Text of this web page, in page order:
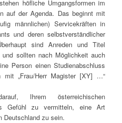
höfliche Umgangsformen im
auf der Agenda. Das beginnt mit
männlichen) Servicekräften in
und deren selbstverständlicher
sind Anreden und Titel
sollten nach Möglichkeit auch
Person einen Studienabschluss
„Frau/Herr Magister [XY] …“
Ihrem österreichischen
Gefühl zu vermitteln, eine Art
Deutschland zu sein.